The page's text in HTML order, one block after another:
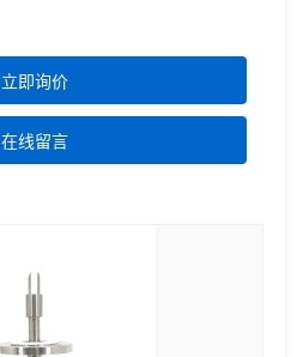
立即询价
在线留言